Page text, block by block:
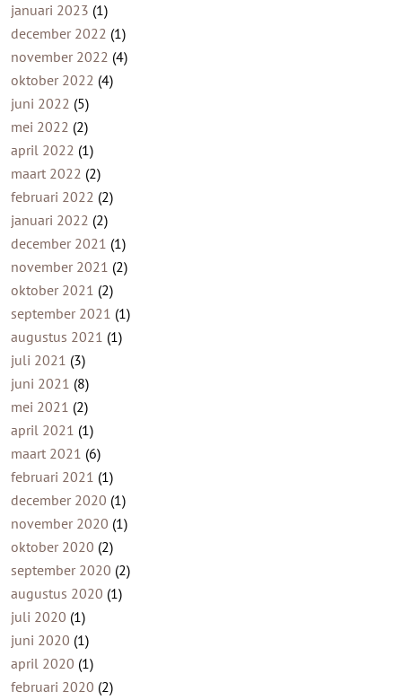
januari 2023 (1)
december 2022 (1)
november 2022 (4)
oktober 2022 (4)
juni 2022 (5)
mei 2022 (2)
april 2022 (1)
maart 2022 (2)
februari 2022 (2)
januari 2022 (2)
december 2021 (1)
november 2021 (2)
oktober 2021 (2)
september 2021 (1)
augustus 2021 (1)
juli 2021 (3)
juni 2021 (8)
mei 2021 (2)
april 2021 (1)
maart 2021 (6)
februari 2021 (1)
december 2020 (1)
november 2020 (1)
oktober 2020 (2)
september 2020 (2)
augustus 2020 (1)
juli 2020 (1)
juni 2020 (1)
april 2020 (1)
februari 2020 (2)